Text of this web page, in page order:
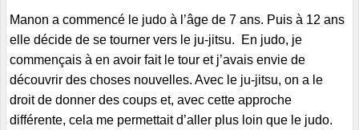
Manon a commencé le judo à l’âge de 7 ans. Puis à 12 ans
elle décide de se tourner vers le ju-jitsu. En judo, je
commençais à en avoir fait le tour et j’avais envie de
découvrir des choses nouvelles. Avec le ju-jitsu, on a le
droit de donner des coups et, avec cette approche
différente, cela me permettait d’aller plus loin que le judo.